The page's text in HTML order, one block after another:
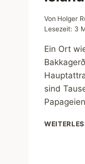
Von Holger
Lesezeit: 3
Ein Ort
sind